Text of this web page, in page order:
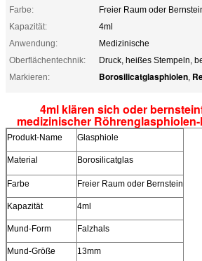
Farbe:
Freier Raum oder
Kapazität:
4ml
Anwendung:
Medizinische
Oberflächentechnik:
Druck, heißes Stempeln,
Markieren:
Borosilicatglasphiolen,
4ml klären sich oder
medizinischer
Produkt-Name Glasphiole
Material Borosilicatglas
Farbe Freier Raum oder Bernstein
Kapazität 4ml
Mund-Form Falzhals
Mund-Größe 13mm